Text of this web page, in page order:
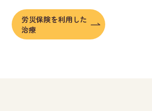
労災保険を利用した
治療